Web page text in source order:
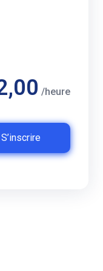
/heure
S’inscrire